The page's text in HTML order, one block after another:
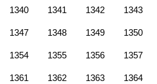
1340 1341 1342 1343
1347 1348 1349 1350
1354 1355 1356 1357
1361 1362 1363 1364